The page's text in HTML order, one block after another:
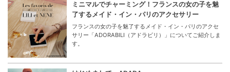
ミニマルでチャーミング！フランスの女の子を魅
了するメイド・イン・パリのアクセサリー
フランスの女の子を魅了するメイド・イン・パリのアクセ
サリー「ADORABILI（アドラビリ）」についてご紹介しま
す。